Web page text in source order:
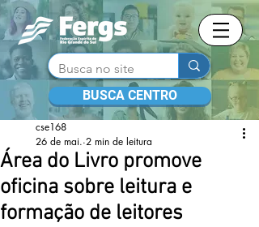
BUSCA CENTRO
Área do Livro promove
oficina sobre leitura e
formação de leitores
cse168
26 de mai. 2 min de leitura